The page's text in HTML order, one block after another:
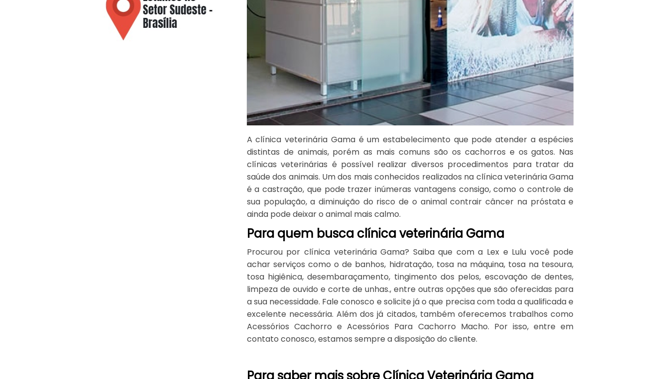
A clínica veterinária Gama é um estabelecimento que pode atender a espécies
distintas de animais, porém as mais comuns são os cachorros e os gatos. Nas
clínicas veterinárias é possível realizar diversos procedimentos para tratar da
saúde dos animais. Um dos mais conhecidos realizados na clínica veterinária Gama
é a castração, que pode trazer inúmeras vantagens consigo, como o controle de
sua população, a diminuição do risco de o animal contrair câncer na próstata e
ainda pode deixar o animal mais calmo.
Para quem busca clínica veterinária Gama
Procurou por clínica veterinária Gama? Saiba que com a Lex e Lulu você pode
achar serviços como o de banhos, hidratação, tosa na máquina, tosa na tesoura,
tosa higiênica, desembaraçamento, tingimento dos pelos, escovação de dentes,
limpeza de ouvido e corte de unhas., entre outras opções que são oferecidas para
a sua necessidade. Fale conosco e solicite já o que precisa com toda a qualificada e
excelente necessária. Além dos já citados, também oferecemos trabalhos como
Acessórios Cachorro e Acessórios Para Cachorro Macho. Por isso, entre em
contato conosco, estamos sempre a disposição do cliente.
Para saber mais sobre Clínica Veterinária Gama